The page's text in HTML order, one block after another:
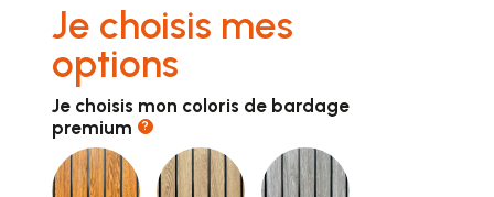
Je choisis mes
options
Je choisis mon coloris de bardage
premium
?